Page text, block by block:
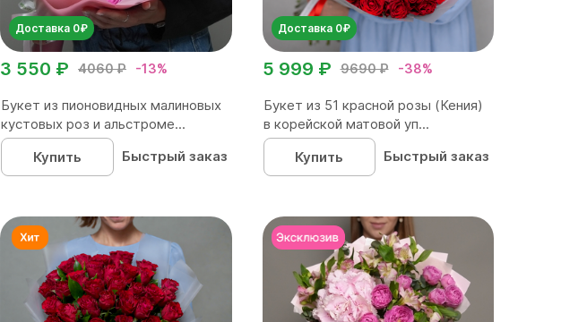
Доставка 0₽
4060 ₽ -13%
3 550 ₽
Букет из пионовидных малиновых
кустовых роз и альстроме...
Купить
Быстрый заказ
Доставка 0₽
9690 ₽ -38%
5 999 ₽
Букет из 51 красной розы (Кения)
в корейской матовой уп...
Купить
Быстрый заказ